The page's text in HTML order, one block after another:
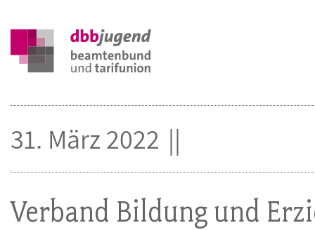
Verband Bildung und
31. März 2022